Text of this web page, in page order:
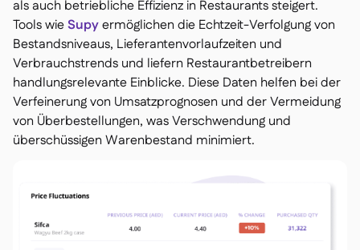
als auch betriebliche Effizienz in Restaurants steigert.
Tools wieSupyermöglichen die Echtzeit-Verfolgung von
Bestandsniveaus, Lieferantenvorlaufzeiten und
Verbrauchstrends und liefern Restaurantbetreibern
handlungsrelevante Einblicke. Diese Daten helfen bei der
Verfeinerung von Umsatzprognosen und der Vermeidung
von Überbestellungen, was Verschwendung und
überschüssigen Warenbestand minimiert.